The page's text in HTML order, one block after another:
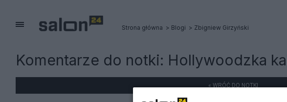
Strona główna Blogi Zbigniew Girzyński
Komentarze do notki: Hollywoodzka
« WRÓĆ DO NOTKI